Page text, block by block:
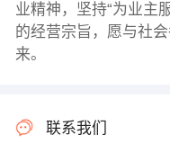
业精神，坚持“为业主
的经营宗旨，愿与社
来。
联系我们